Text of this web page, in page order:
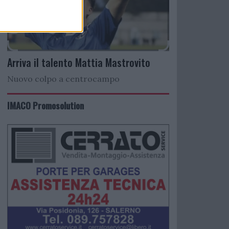
Arriva il talento Mattia Mastrovito
Nuovo colpo a centrocampo
IMACO Promosolution